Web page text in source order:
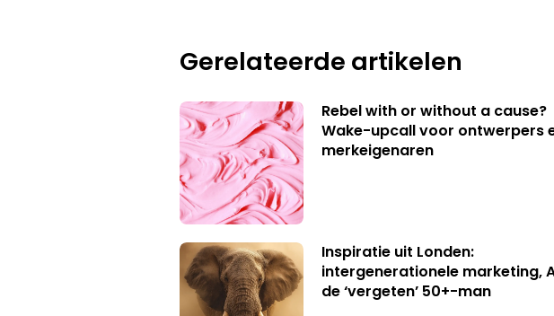
Gerelateerde artikelen
Rebel with or without a cause?
Wake-upcall voor ontwerpers
merkeigenaren
Inspiratie uit Londen:
intergenerationele marketing,
de ‘vergeten’ 50+-man